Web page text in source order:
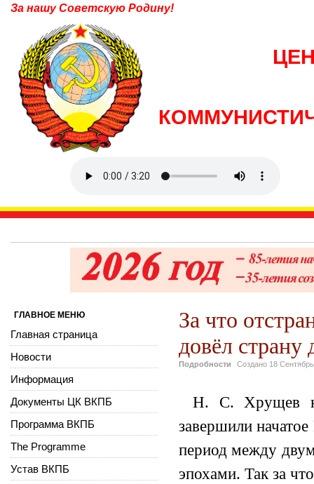
За нашу Советскую Родину!
За что
довёл страну
Подробности Создано 18
Н. С. Хрущев
завершили
период между
эпохами. Так за
ГЛАВНОЕ МЕНЮ
Главная страница
Новости
Информация
Документы ЦК ВКПБ
Программа ВКПБ
The Programme
Устав ВКПБ